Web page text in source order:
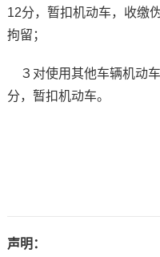
12分，暂扣机动车，收缴
拘留；
３对使用其他车辆机动
分，暂扣机动车。
声明：